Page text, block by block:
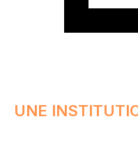
UNE